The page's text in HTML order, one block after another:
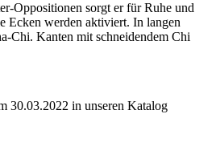
Oppositionen sorgt er für Ruhe und
Ecken werden aktiviert. In langen
Chi. Kanten mit schneidendem Chi
30.03.2022 in unseren Katalog